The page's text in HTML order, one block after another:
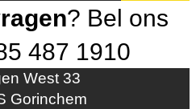
? Bel ons
487 1910
West 33
Gorinchem